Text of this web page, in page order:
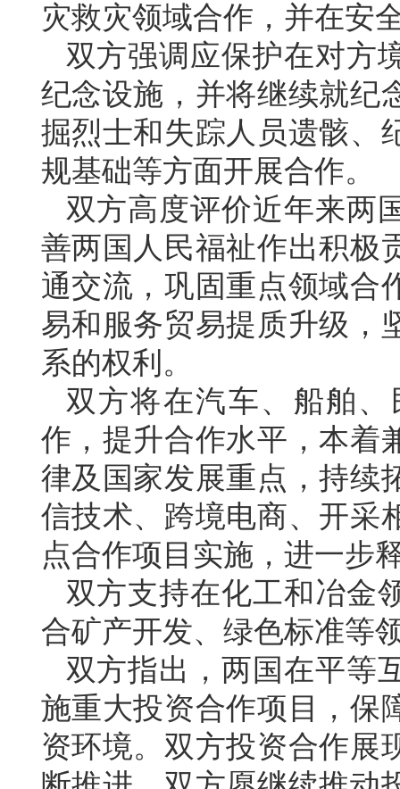
灾救灾领域合作，并在安
双方强调应保护在对方
纪念设施，并将继续就纪
掘烈士和失踪人员遗骸、
规基础等方面开展合作。
双方高度评价近年来两
善两国人民福祉作出积极
通交流，巩固重点领域合
易和服务贸易提质升级，
系的权利。
双方将在汽车、船舶
作，提升合作水平，本着
律及国家发展重点，持续
信技术、跨境电商、开采
点合作项目实施，进一步
双方支持在化工和冶金
合矿产开发、绿色标准等
双方指出，两国在平等
施重大投资合作项目，保
资环境。双方投资合作展